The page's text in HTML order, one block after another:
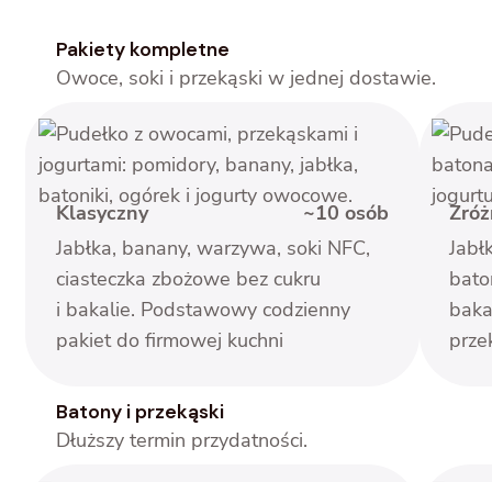
Pakiety kompletne
Owoce, soki i przekąski w jednej dostawie.
Klasyczny
~10 osób
Jabłka, banany, warzywa, soki NFC,
ciasteczka zbożowe bez cukru
i bakalie. Podstawowy codzienny
pakiet do firmowej kuchni
Batony i przekąski
Dłuższy termin przydatności.